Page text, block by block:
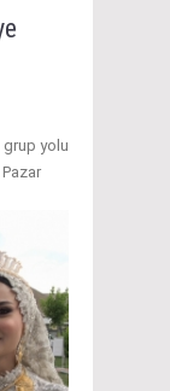
grup yolu